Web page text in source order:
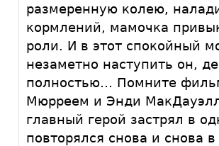
размеренную колею,
кормлений, мамочка
роли. И в этот спокойный
незаметно наступить он,
полностью… Помните
Мюрреем и Энди
главный герой застрял в
повторялся снова и снова